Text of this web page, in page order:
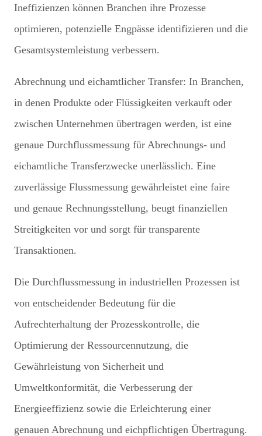
Ineffizienzen können Branchen ihre Prozesse
optimieren, potenzielle Engpässe identifizieren und die
Gesamtsystemleistung verbessern.
Abrechnung und eichamtlicher Transfer: In Branchen,
in denen Produkte oder Flüssigkeiten verkauft oder
zwischen Unternehmen übertragen werden, ist eine
genaue Durchflussmessung für Abrechnungs- und
eichamtliche Transferzwecke unerlässlich. Eine
zuverlässige Flussmessung gewährleistet eine faire
und genaue Rechnungsstellung, beugt finanziellen
Streitigkeiten vor und sorgt für transparente
Transaktionen.
Die Durchflussmessung in industriellen Prozessen ist
von entscheidender Bedeutung für die
Aufrechterhaltung der Prozesskontrolle, die
Optimierung der Ressourcennutzung, die
Gewährleistung von Sicherheit und
Umweltkonformität, die Verbesserung der
Energieeffizienz sowie die Erleichterung einer
genauen Abrechnung und eichpflichtigen Übertragung.